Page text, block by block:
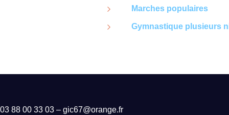
Marches populaires
Gymnastique plusieurs
03 88 00 33 03 – gic67@orange.fr